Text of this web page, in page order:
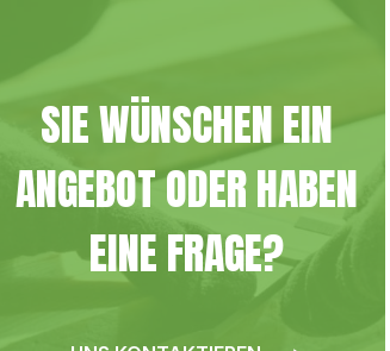
SIE WÜNSCHEN EIN
ANGEBOT ODER HABEN
EINE FRAGE?